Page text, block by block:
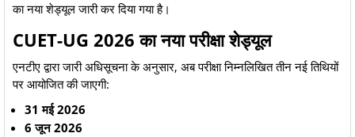
का नया शेड्यूल जारी कर दिया गया है।
​CUET-UG 2026 का नया परीक्षा शेड्यूल
​एनटीए द्वारा जारी अधिसूचना के अनुसार, अब परीक्षा निम्नलिखित तीन नई तिथियों
पर आयोजित की जाएगी:
31 मई 2026
6 जून 2026